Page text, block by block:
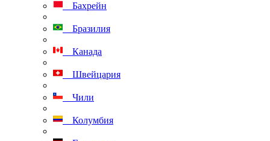
Бахрейн
Бразилия
Канада
Швейцария
Чили
Колумбия